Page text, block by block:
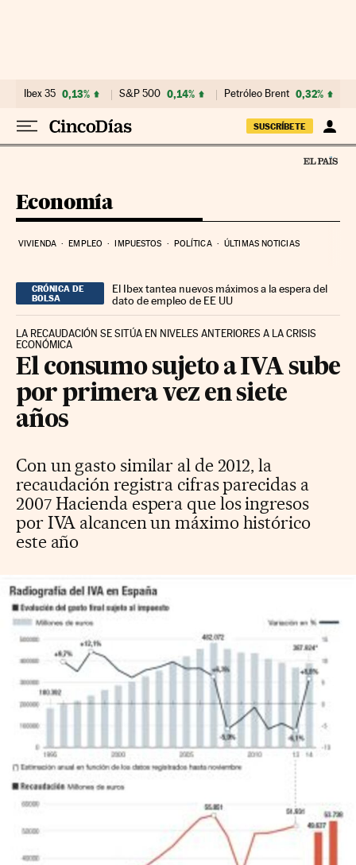
Ibex 35 0,13% S&P 500 0,14% Petróleo Brent 0,32%
SUSCRÍBETE
Economía
VIVIENDA EMPLEO IMPUESTOS POLÍTICA ÚLTIMAS NOTICIAS
CRÓNICA DE
BOLSA
El Ibex tantea nuevos máximos a la espera del
dato de empleo de EE UU
LA RECAUDACIÓN SE SITÚA EN NIVELES ANTERIORES A LA CRISIS
ECONÓMICA
El consumo sujeto a IVA sube
por primera vez en siete
años
Con un gasto similar al de 2012, la
recaudación registra cifras parecidas a
2007 Hacienda espera que los ingresos
por IVA alcancen un máximo histórico
este año